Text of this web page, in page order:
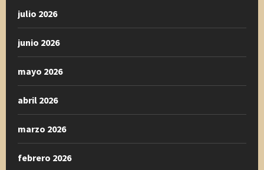
julio 2026
junio 2026
mayo 2026
abril 2026
marzo 2026
febrero 2026